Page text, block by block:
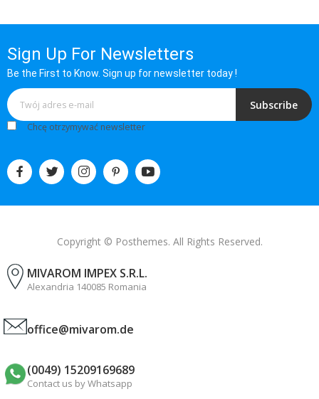
Sign Up For Newsletters
Be the First to Know. Sign up for newsletter today !
Subscribe
Chcę otrzymywać newsletter
Copyright © Posthemes. All Rights Reserved.
MIVAROM IMPEX S.R.L.
Alexandria 140085 Romania
office@mivarom.de
(0049) 15209169689
Contact us by Whatsapp